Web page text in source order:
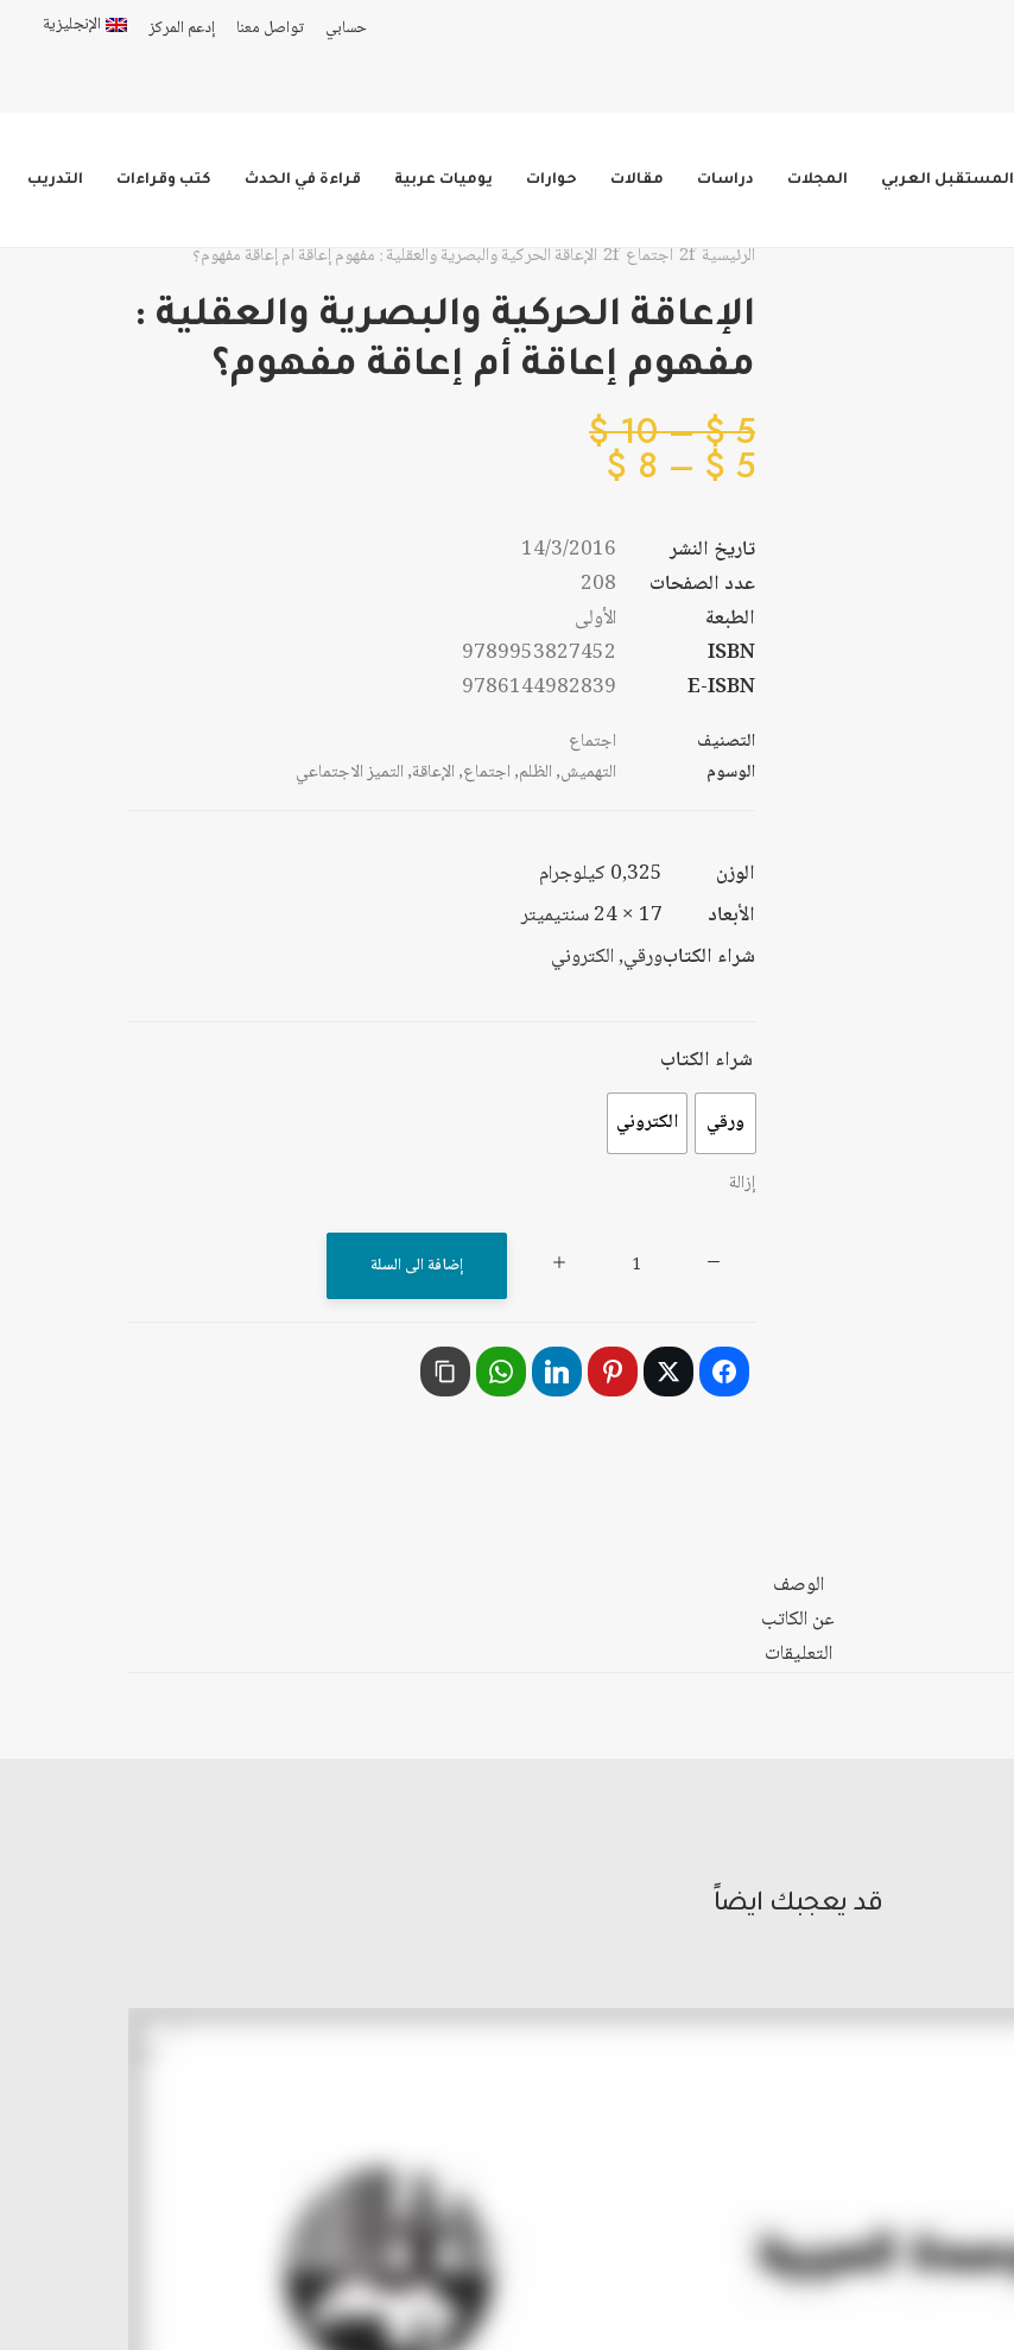
حسابي تواصل معنا إدعم المركز الإنجليزية
المستقبل العربي المجلات دراسات مقالات حوارات يوميات عربية قراءة في الحدث كتب وقراءات التدريب
الرئيسية اجتماع الإعاقة الحركية والبصرية والعقلية : مفهوم إعاقة أم إعاقة مفهوم؟
الإعاقة الحركية والبصرية والعقلية :
مفهوم إعاقة أم إعاقة مفهوم؟
5
$
–
10
$نطاق
خلال
5
$
–
8
$
من
خلال
تاريخ النشر
14/3/2016
عدد الصفحات
208
الطبعة
الأولى
ISBN
9789953827452
E-ISBN
9786144982839
التصنيف
اجتماع
الوسوم
التهميش,الظلم,اجتماع,الإعاقة,التميز الاجتماعي
الوزن
0,325 كيلوجرام
الأبعاد
17 × 24 سنتيميتر
شراء الكتابورقي, الكتروني
شراء الكتاب
ورقي الكتروني
إزالة
والبصرية
والعقلية
إضافة الى السلة
الوصف
عن الكاتب
التعليقات
قد يعجبك ايضاً